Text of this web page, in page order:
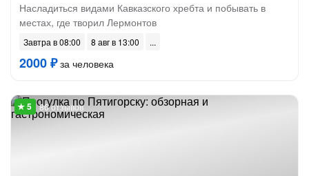
Насладиться видами Кавказского хребта и побывать в
местах, где творил Лермонтов
Завтра в 08:00 8 авг в 13:00
2000 ₽за человека
86 отзывов